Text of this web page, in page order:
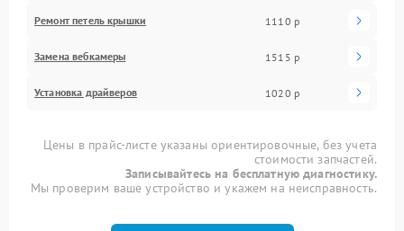
Ремонт петель крышки 1110 р
Замена вебкамеры 1515 р
Установка драйверов 1020 р
Цены в прайс-листе указаны ориентировочные, без учета
стоимости запчастей.
Записывайтесь на бесплатную диагностику.
Мы проверим ваше устройство и укажем на неисправность.